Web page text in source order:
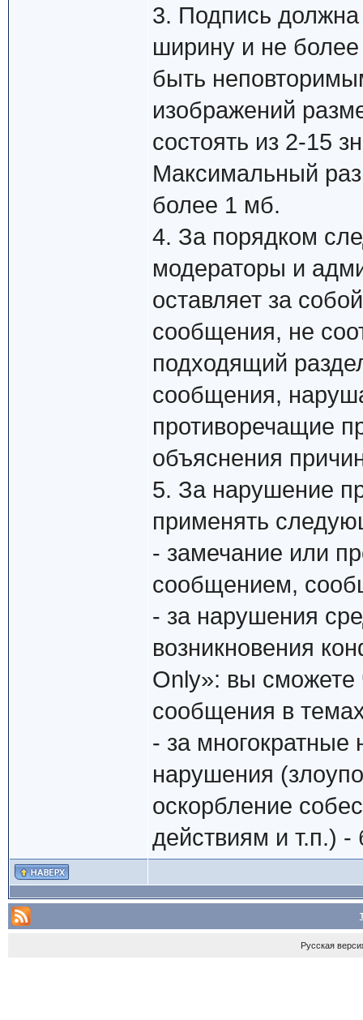
3. Подпись
ширину и не
быть
изображений
состоять из 2-15
Максимальный
более 1 мб.
4. За порядком
модераторы и
оставляет за
сообщения, не
подходящий
сообщения,
противоречащие
объяснения
5. За нарушение
применять
- замечание или
сообщением,
- за нарушения
возникновения
Only»: вы сможете
сообщения в
- за
нарушения
оскорбление
действиям и т.п.) -
Русская